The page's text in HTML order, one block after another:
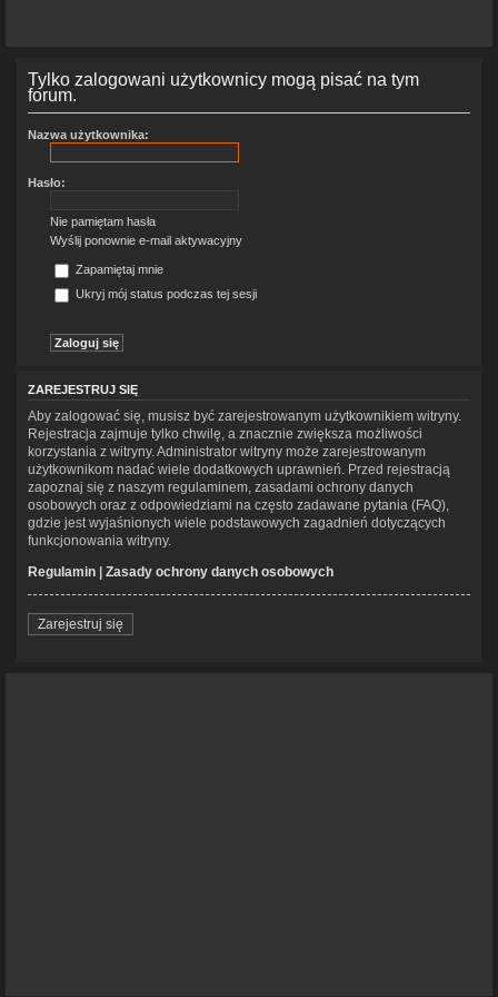
Tylko zalogowani użytkownicy mogą pisać na tym
forum.
Nazwa użytkownika:
Hasło:
Nie pamiętam hasła
Wyślij ponownie e-mail aktywacyjny
Zapamiętaj mnie
Ukryj mój status podczas tej sesji
ZAREJESTRUJ SIĘ
Aby zalogować się, musisz być zarejestrowanym użytkownikiem witryny.
Rejestracja zajmuje tylko chwilę, a znacznie zwiększa możliwości
korzystania z witryny. Administrator witryny może zarejestrowanym
użytkownikom nadać wiele dodatkowych uprawnień. Przed rejestracją
zapoznaj się z naszym regulaminem, zasadami ochrony danych
osobowych oraz z odpowiedziami na często zadawane pytania (FAQ),
gdzie jest wyjaśnionych wiele podstawowych zagadnień dotyczących
funkcjonowania witryny.
Regulamin | Zasady ochrony danych osobowych
Zarejestruj się